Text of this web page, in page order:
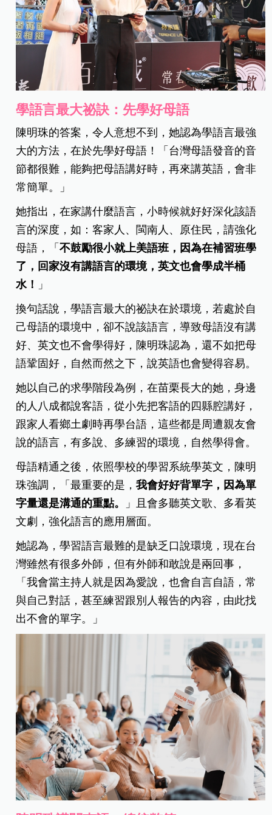
學語言最大祕訣：先學好母語
陳明珠的答案，令人意想不到，她認為學語言最強
大的方法，在於先學好母語！「台灣母語發音的音
節都很難，能夠把母語講好時，再來講英語，會非
常簡單。」
她指出，在家講什麼語言，小時候就好好深化該語
言的深度，如：客家人、閩南人、原住民，請強化
母語，「不鼓勵很小就上美語班，因為在補習班學
了，回家沒有講語言的環境，英文也會學成半桶
水！
」
換句話說，學語言最大的祕訣在於環境，若處於自
己母語的環境中，卻不說該語言，導致母語沒有講
好、英文也不會學得好，陳明珠認為，還不如把母
語鞏固好，自然而然之下，說英語也會變得容易。
她以自己的求學階段為例，在苗栗長大的她，身邊
的人八成都說客語，從小先把客語的四縣腔講好，
跟家人看鄉土劇時再學台語，這些都是周遭親友會
說的語言，有多說、多練習的環境，自然學得會。
母語精通之後，依照學校的學習系統學英文，陳明
珠強調，「最重要的是，我會好好背單字，因為單
字量還是溝通的重點。
」且會多聽英文歌、多看英
文劇，強化語言的應用層面。
她認為，學習語言最難的是缺乏口說環境，現在台
灣雖然有很多外師，但有外師和敢說是兩回事，
「我會當主持人就是因為愛說，也會自言自語，常
與自己對話，甚至練習跟別人報告的內容，由此找
出不會的單字。」